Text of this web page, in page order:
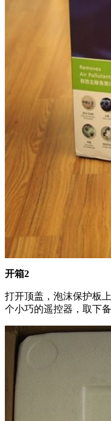
开箱2
打开顶盖，泡沫保护板
个小巧的遥控器，取下备